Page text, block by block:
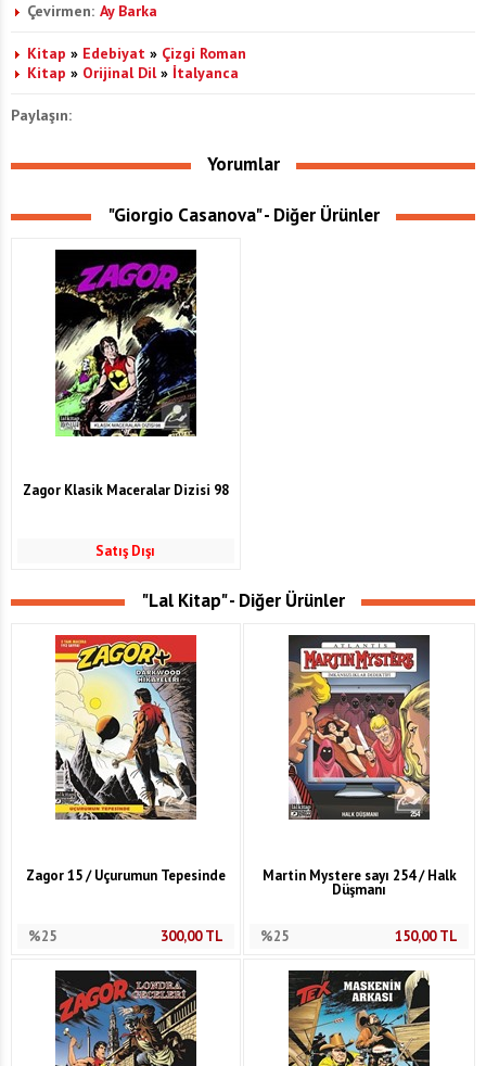
Çevirmen: Ay Barka
Kitap » Edebiyat » Çizgi Roman
Kitap » Orijinal Dil» İtalyanca
Paylaşın:
Yorumlar
"Giorgio Casanova" - Diğer Ürünler
Zagor Klasik Maceralar Dizisi 98
Satış Dışı
"Lal Kitap" - Diğer Ürünler
Zagor 15 / Uçurumun Tepesinde
%25 300,00TL
Martin Mystere sayı 254 / Halk
Düşmanı
%25 150,00TL